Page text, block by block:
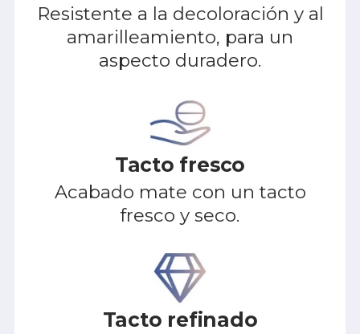
Resistente a la decoloración y al
amarilleamiento, para un
aspecto duradero.
Tacto fresco
Acabado mate con un tacto
fresco y seco.
Tacto refinado